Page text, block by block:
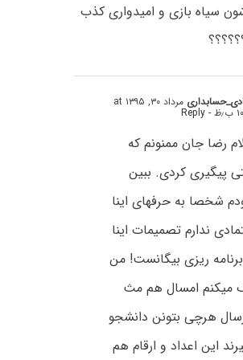
سیاه بازی و امیدواری کذب
مرداد ۳۰, ۱۳۹۵ at
- Reply
رضا جان ممنونم که
پیگیری کردی. ببین
شخصا به حرفهای اینا
ندارم تصمیمات اینا
برنامه ریزی بیگانست! من
میکنم امسال هم مث
هرچی بتونن دانشجو
این اعداد و ارقام هم